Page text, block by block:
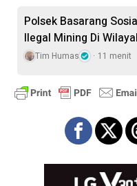
Polsek Basarang
Ilegal Mining Di
Tim Humas 11 menit